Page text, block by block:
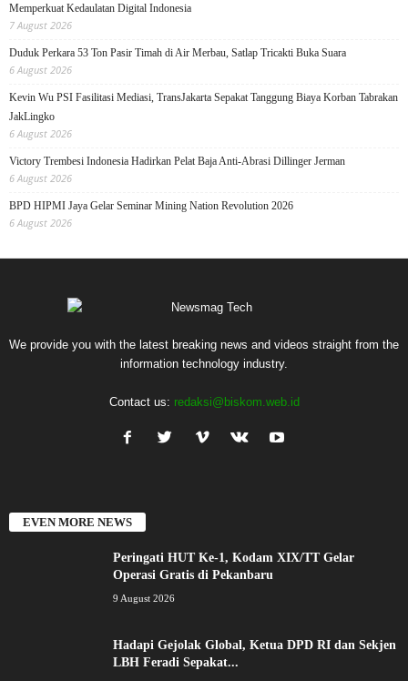
Memperkuat Kedaulatan Digital Indonesia
7 August 2026
Duduk Perkara 53 Ton Pasir Timah di Air Merbau, Satlap Tricakti Buka Suara
6 August 2026
Kevin Wu PSI Fasilitasi Mediasi, TransJakarta Sepakat Tanggung Biaya Korban Tabrakan
JakLingko
6 August 2026
Victory Trembesi Indonesia Hadirkan Pelat Baja Anti-Abrasi Dillinger Jerman
6 August 2026
BPD HIPMI Jaya Gelar Seminar Mining Nation Revolution 2026
6 August 2026
We provide you with the latest breaking news and videos straight from the
information technology industry.
Contact us: redaksi@biskom.web.id
EVEN MORE NEWS
Peringati HUT Ke-1, Kodam XIX/TT Gelar
Operasi Gratis di Pekanbaru
9 August 2026
Hadapi Gejolak Global, Ketua DPD RI dan Sekjen
LBH Feradi Sepakat...